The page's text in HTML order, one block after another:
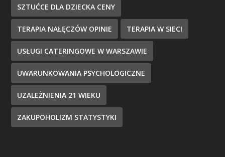
SZTUĆCE DLA DZIECKA CENY
TERAPIA NAŁĘCZÓW OPINIE TERAPIA W SIECI
USŁUGI CATERINGOWE W WARSZAWIE
UWARUNKOWANIA PSYCHOLOGICZNE
UZALEŻNIENIA 21 WIEKU
ZAKUPOHOLIZM STATYSTYKI